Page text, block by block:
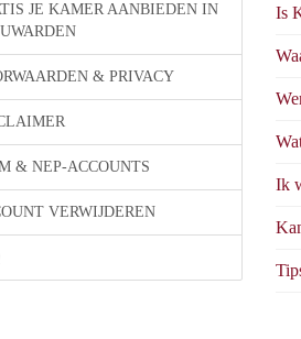
JE KAMER AANBIEDEN IN
& PRIVACY
& NEP-ACCOUNTS
VERWIJDEREN
Is
Ik